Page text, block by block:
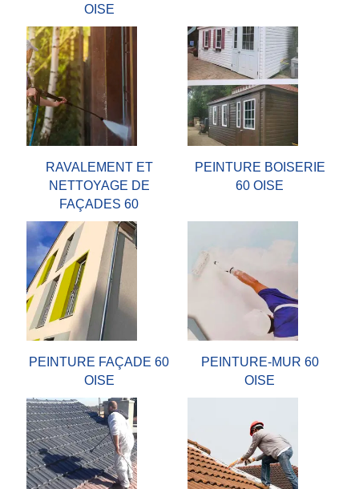
OISE
RAVALEMENT ET
NETTOYAGE DE
FAÇADES 60
PEINTURE BOISERIE
60 OISE
PEINTURE FAÇADE 60
OISE
PEINTURE-MUR 60
OISE